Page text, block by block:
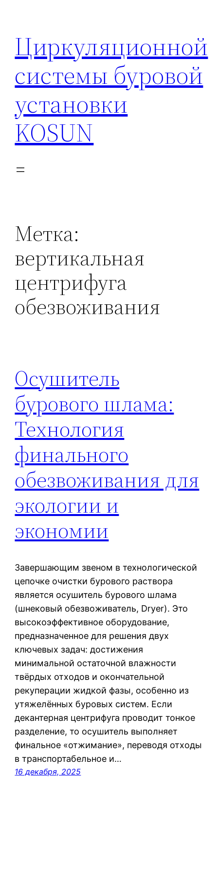
содержимому
Циркуляционной
системы буровой
установки
KOSUN
Метка:
вертикальная
центрифуга
обезвоживания
Осушитель
бурового шлама:
Технология
финального
обезвоживания для
экологии и
экономии
Завершающим звеном в технологической
цепочке очистки бурового раствора
является осушитель бурового шлама
(шнековый обезвоживатель, Dryer). Это
высокоэффективное оборудование,
предназначенное для решения двух
ключевых задач: достижения
минимальной остаточной влажности
твёрдых отходов и окончательной
рекуперации жидкой фазы, особенно из
утяжелённых буровых систем. Если
декантерная центрифуга проводит тонкое
разделение, то осушитель выполняет
финальное «отжимание», переводя отходы
в транспортабельное и…
16 декабря, 2025